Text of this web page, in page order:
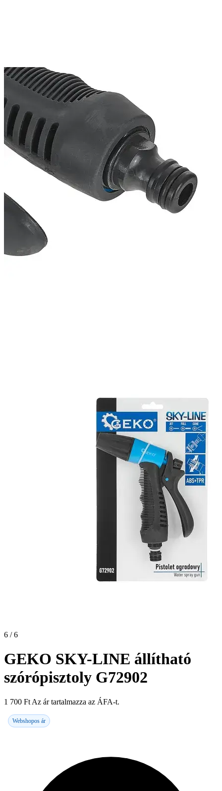
6 / 6
GEKO SKY-LINE állítható
szórópisztoly G72902
1 700 Ft Az ár tartalmazza az ÁFA-t.
Webshopos ár